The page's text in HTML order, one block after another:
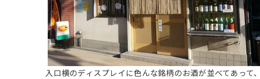
入口横のディスプレイに色んな銘柄のお酒が並べてあっ